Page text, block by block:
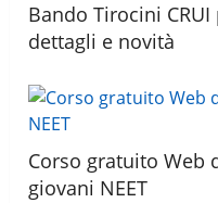
Bando Tirocini
dettagli e novità
Corso gratuito Web
giovani NEET